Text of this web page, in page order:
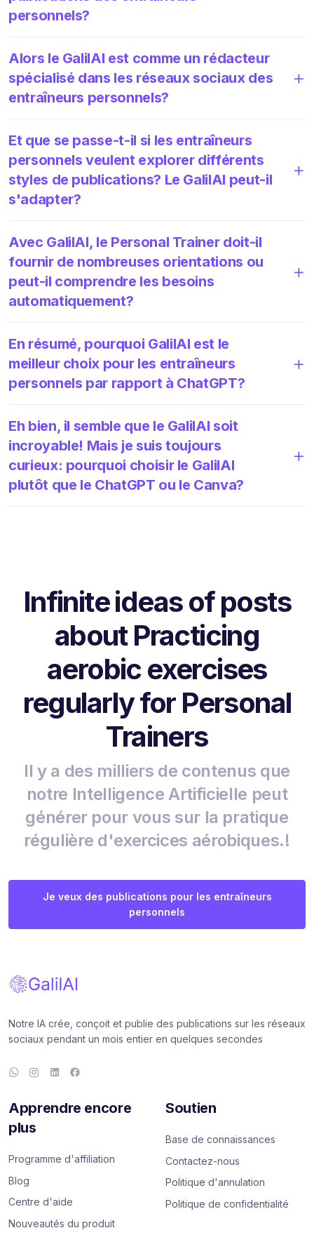
personnels?
Alors le GalilAI est comme un rédacteur
spécialisé dans les réseaux sociaux des
entraîneurs personnels?
Et que se passe-t-il si les entraîneurs
personnels veulent explorer différents
styles de publications? Le GalilAI peut-il
s'adapter?
Avec GalilAI, le Personal Trainer doit-il
fournir de nombreuses orientations ou
peut-il comprendre les besoins
automatiquement?
En résumé, pourquoi GalilAI est le
meilleur choix pour les entraîneurs
personnels par rapport à ChatGPT?
Eh bien, il semble que le GalilAI soit
incroyable! Mais je suis toujours
curieux: pourquoi choisir le GalilAI
plutôt que le ChatGPT ou le Canva?
Infinite ideas of posts
about Practicing
aerobic exercises
regularly for Personal
Trainers
Il y a des milliers de contenus que
notre Intelligence Artificielle peut
générer pour vous sur la pratique
régulière d'exercices aérobiques.!
Je veux des publications pour les entraîneurs
personnels
Notre IA crée, conçoit et publie des publications sur les réseaux
sociaux pendant un mois entier en quelques secondes
Apprendre encore
plus
Programme d'affiliation
Blog
Centre d'aide
Nouveautés du produit
Soutien
Base de connaissances
Contactez-nous
Politique d'annulation
Politique de confidentialité